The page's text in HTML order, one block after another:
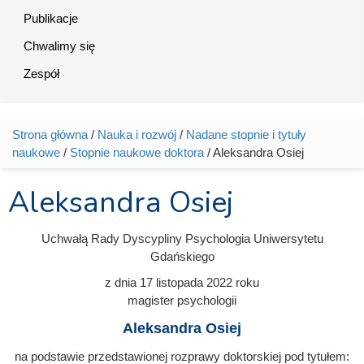
Publikacje
Chwalimy się
Zespół
Jesteś tutaj
Strona główna / Nauka i rozwój / Nadane stopnie i tytuły
naukowe / Stopnie naukowe doktora / Aleksandra Osiej
Aleksandra Osiej
Uchwałą Rady Dyscypliny Psychologia Uniwersytetu
Gdańskiego
z dnia 17 listopada 2022 roku
magister psychologii
Aleksandra Osiej
na podstawie przedstawionej rozprawy doktorskiej pod tytułem: